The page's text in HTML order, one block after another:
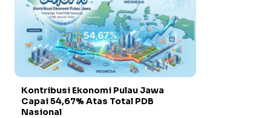
Kontribusi Ekonomi Pulau Jawa
Capai 54,67% Atas Total PDB
Nasional